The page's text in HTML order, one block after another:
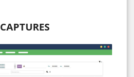
CAPTURES